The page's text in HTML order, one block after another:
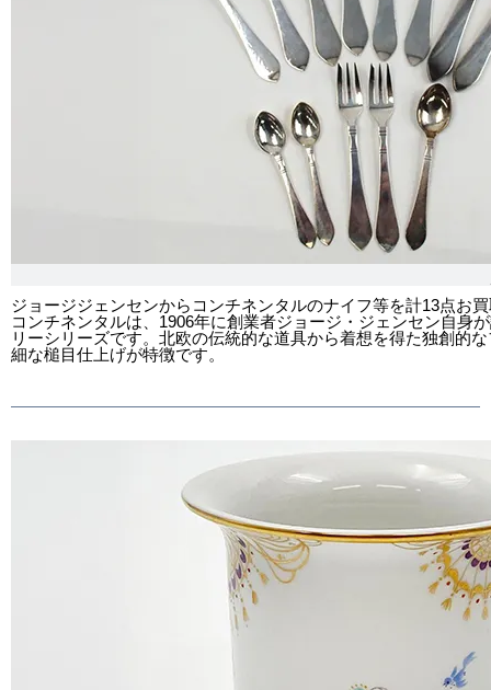
ジョージジェンセンからコンチネンタルのナイフ等を計13点お
コンチネンタルは、1906年に創業者ジョージ・ジェンセン自身
リーシリーズです。北欧の伝統的な道具から着想を得た独創的
細な槌目仕上げが特徴です。